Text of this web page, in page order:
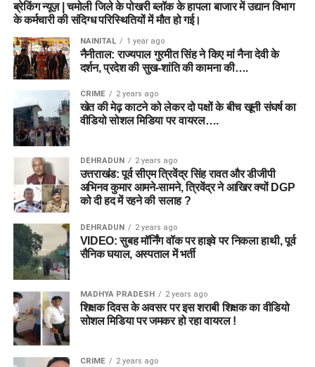
ब्रेकिंग न्यूज़ | चमोली जिले के पोखरी ब्लॉक के हापला बाजार में उद्यान विभाग
के कर्मचारी की संदिग्ध परिस्थितियों में मौत हो गई।
NAINITAL 1 year ago
नैनीताल: राज्यपाल गुरमीत सिंह ने किए मां नैना देवी के
दर्शन, प्रदेश की सुख-शांति की कामना की….
CRIME 2 years ago
खेत की मेढ़ काटने को लेकर दो पक्षों के बीच खूनी संघर्ष का
वीडियो सोशल मिडिया पर वायरल….
DEHRADUN 2 years ago
उत्तराखंड: पूर्व सीएम त्रिवेंद्र सिंह रावत और डीजीपी
अभिनव कुमार आमने-सामने, त्रिवेंद्र ने आखिर क्यों DGP
को दी हद में रहने की सलाह ?
DEHRADUN 2 years ago
VIDEO: सुबह मॉर्निंग वॉक पर हाइवे पर निकला हाथी, पूर्व
सैनिक घयाल, अस्पताल में भर्ती
MADHYA PRADESH 2 years ago
शिक्षक दिवस के अवसर पर इस शराबी शिक्षक का वीडियो
सोशल मिडिया पर जमकर हो रहा वायरल !
CRIME 2 years ago